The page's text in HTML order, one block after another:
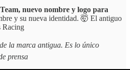
nuevo nombre y logo para
y su nueva identidad. 🤯 El antiguo
Racing
la marca antigua. Es lo único
prensa